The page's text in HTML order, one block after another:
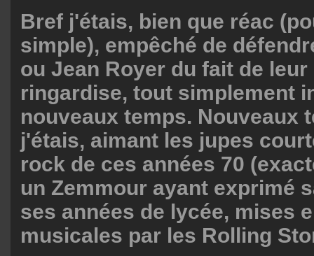
Bref j'étais, bien que réac
simple), empêché de
ou Jean Royer du fait de
ringardise, tout simplement
nouveaux temps. Nouveaux
j'étais, aimant les jupes
rock de ces années 70
un Zemmour ayant exprimé
ses années de lycée, mises
musicales par les Rolling